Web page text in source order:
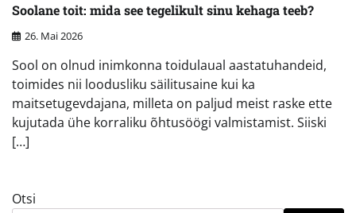
Soolane toit: mida see tegelikult sinu kehaga teeb?
26. Mai 2026
Sool on olnud inimkonna toidulaual aastatuhandeid,
toimides nii loodusliku säilitusaine kui ka
maitsetugevdajana, milleta on paljud meist raske ette
kujutada ühe korraliku õhtusöögi valmistamist. Siiski
[…]
Otsi